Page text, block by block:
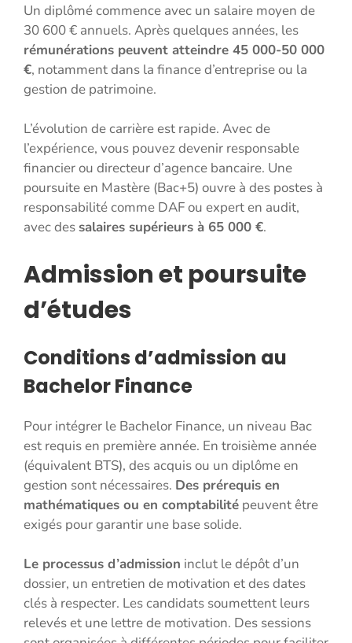
Un diplômé commence avec un salaire moyen de
30 600 € annuels. Après quelques années, les
rémunérations peuvent atteindre 45 000-50 000
€, notamment dans la finance d’entreprise ou la
gestion de patrimoine.
L’évolution de carrière est rapide. Avec de
l’expérience, vous pouvez devenir responsable
financier ou directeur d’agence bancaire. Une
poursuite en Mastère (Bac+5) ouvre à des postes à
responsabilité comme DAF ou expert en audit,
avec dessalaires supérieurs à 65 000 €.
Admission et poursuite
d’études
Conditions d’admission au
Bachelor Finance
Pour intégrer le Bachelor Finance, un niveau Bac
est requis en première année. En troisième année
(équivalent BTS), des acquis ou un diplôme en
gestion sont nécessaires. Des prérequis en
mathématiques ou en comptabilité peuvent être
exigés pour garantir une base solide.
Le processus d’admission inclut le dépôt d’un
dossier, un entretien de motivation et des dates
clés à respecter. Les candidats soumettent leurs
relevés et une lettre de motivation. Des sessions